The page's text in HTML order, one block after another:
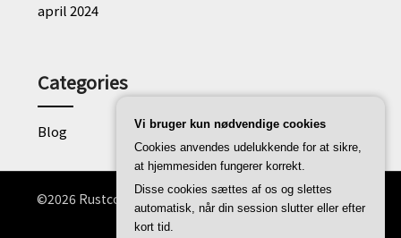
april 2024
Categories
Blog
©2026 Rustconverter.dk| WordPress Theme bySuperb
WordPress Themes
Vi bruger kun nødvendige cookies
Cookies anvendes udelukkende for at sikre,
at hjemmesiden fungerer korrekt.
Disse cookies sættes af os og slettes
automatisk, når din session slutter eller efter
kort tid.